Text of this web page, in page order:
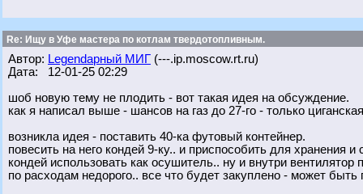
Re: Ищу в Уфе мастера по котлам твердотопливным.
Автор: Legendарный МИГ (---.ip.moscow.rt.ru)
Дата: 12-01-25 02:29
шоб новую тему не плодить - вот такая идея на обсуждение.
как я написал выше - шансов на газ до 27-го - только
возникла идея - поставить 40-ка футовый контейнер.
повесить на него кондей 9-ку.. и приспособить для хранения и
кондей использовать как осушитель.. ну и внутри вентилятор
по расходам недорого.. все что будет закуплено - может быть